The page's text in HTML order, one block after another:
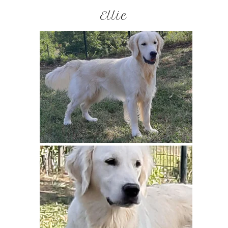
Ellie